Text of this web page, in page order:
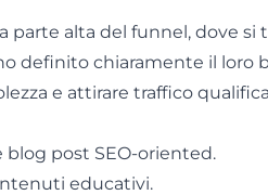
parte alta del funnel, dove si
definito chiaramente il loro
e attirare traffico
post SEO-oriented.
educativi.